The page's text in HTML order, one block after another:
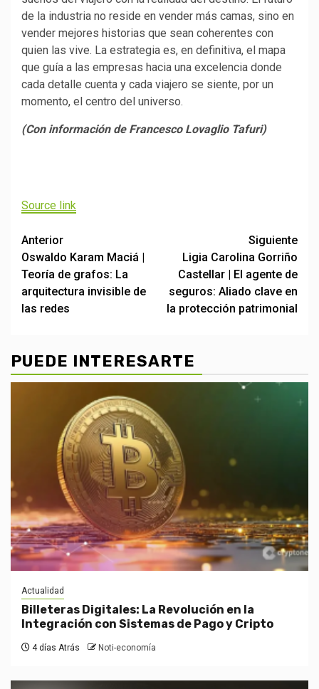
de la industria no reside en vender más camas, sino en
vender mejores historias que sean coherentes con
quien las vive. La estrategia es, en definitiva, el mapa
que guía a las empresas hacia una excelencia donde
cada detalle cuenta y cada viajero se siente, por un
momento, el centro del universo.
(Con información de Francesco Lovaglio Tafuri)
entradas
Source link
Post
navigation
Anterior
Oswaldo Karam Maciá |
Teoría de grafos: La
arquitectura invisible de
las redes
Siguiente
Ligia Carolina Gorriño
Castellar | El agente de
seguros: Aliado clave en
la protección patrimonial
PUEDE INTERESARTE
Actualidad
Billeteras Digitales: La Revolución en la
Integración con Sistemas de Pago y Cripto
4 días Atrás Noti-economía